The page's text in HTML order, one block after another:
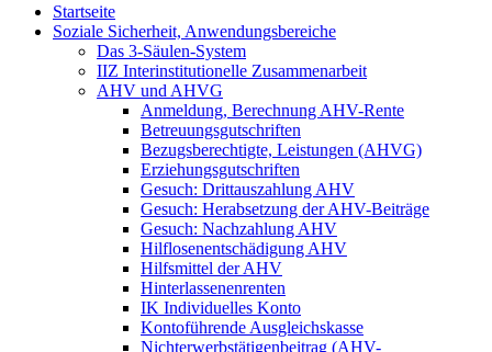
Startseite
Soziale Sicherheit, Anwendungsbereiche
Das 3-Säulen-System
IIZ Interinstitutionelle Zusammenarbeit
AHV und AHVG
Anmeldung, Berechnung AHV-Rente
Betreuungsgutschriften
Bezugsberechtigte, Leistungen (AHVG)
Erziehungsgutschriften
Gesuch: Drittauszahlung AHV
Gesuch: Herabsetzung der AHV-Beiträge
Gesuch: Nachzahlung AHV
Hilflosenentschädigung AHV
Hilfsmittel der AHV
Hinterlassenenrenten
IK Individuelles Konto
Kontoführende Ausgleichskasse
Nichterwerbstätigenbeitrag (AHV-